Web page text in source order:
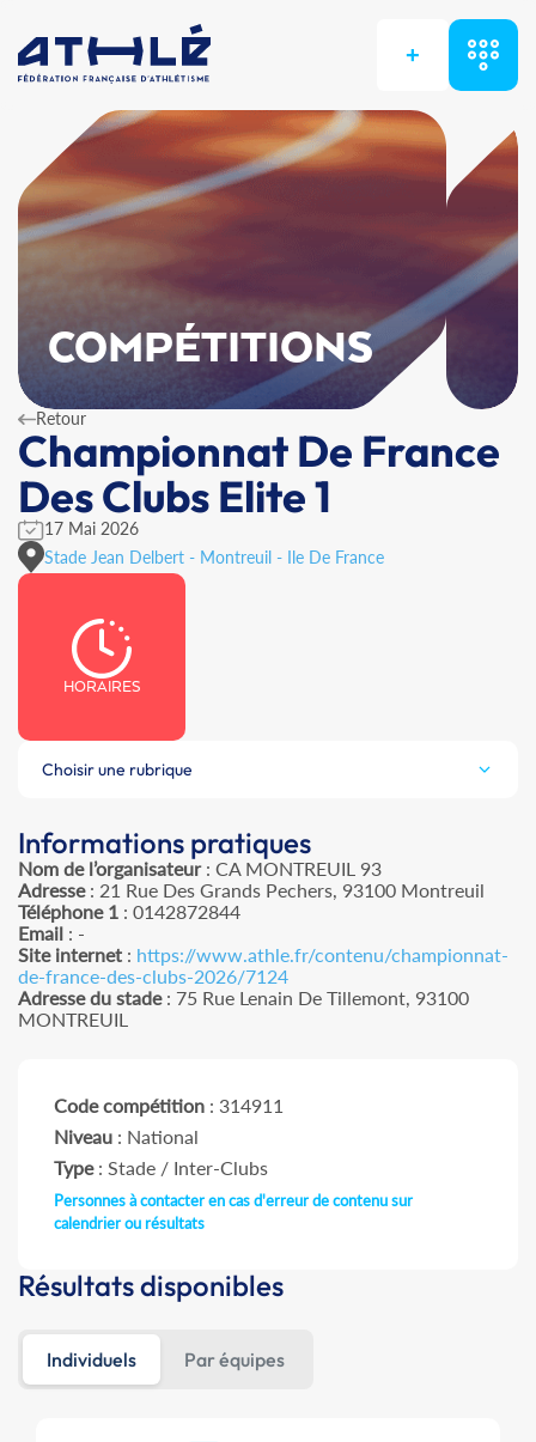
+
COMPÉTITIONS
Retour
Championnat De France
Des Clubs Elite 1
17 Mai 2026
Stade Jean Delbert - Montreuil - Ile De France
HORAIRES
Choisir une rubrique
Informations pratiques
Nom de l’organisateur: CA MONTREUIL 93
Adresse: 21 Rue Des Grands Pechers, 93100 Montreuil
Téléphone 1 : 0142872844
Email : -
Site internet : https://www.athle.fr/contenu/championnat-
de-france-des-clubs-2026/7124
Adresse du stade: 75 Rue Lenain De Tillemont, 93100
MONTREUIL
Code compétition : 314911
Niveau : National
Type: Stade / Inter-Clubs
Personnes à contacter en cas d'erreur de contenu sur
calendrier ou résultats
Résultats disponibles
Individuels Par équipes